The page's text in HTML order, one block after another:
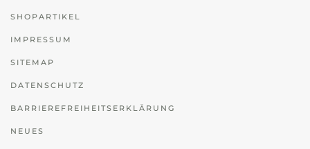
SHOPARTIKEL
IMPRESSUM
SITEMAP
DATENSCHUTZ
BARRIEREFREIHEITSERKLÄRUNG
NEUES